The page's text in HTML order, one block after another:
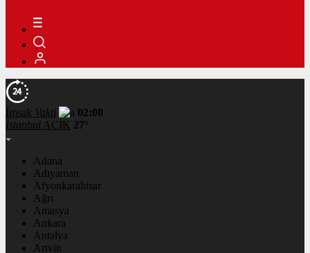
İmsak Vakti
02:00
İstanbul AÇIK 27°
Adana
Adıyaman
Afyonkarahisar
Ağrı
Amasya
Ankara
Antalya
Artvin